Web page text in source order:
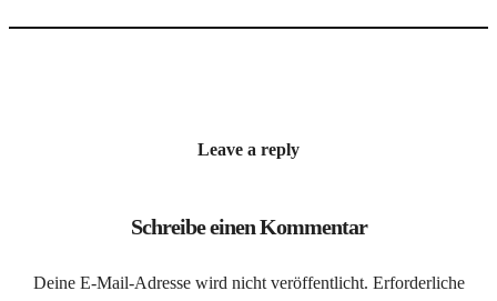
Leave a reply
Schreibe einen Kommentar
Deine E-Mail-Adresse wird nicht veröffentlicht. Erforderliche